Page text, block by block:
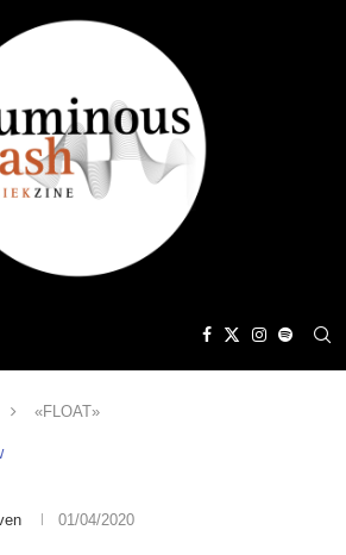
«FLOAT»
01/04/2020